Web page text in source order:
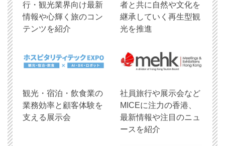
行・観光業界向け最新
情報や心輝く旅のコン
テンツを紹介
者と共に自然や文化を
継承していく再生型観
光を推進
観光・宿泊・飲食業の
業務効率と顧客体験を
支える展示会
社員旅行や展示会など
MICEに注力の香港、
最新情報や注目のニュ
ースを紹介